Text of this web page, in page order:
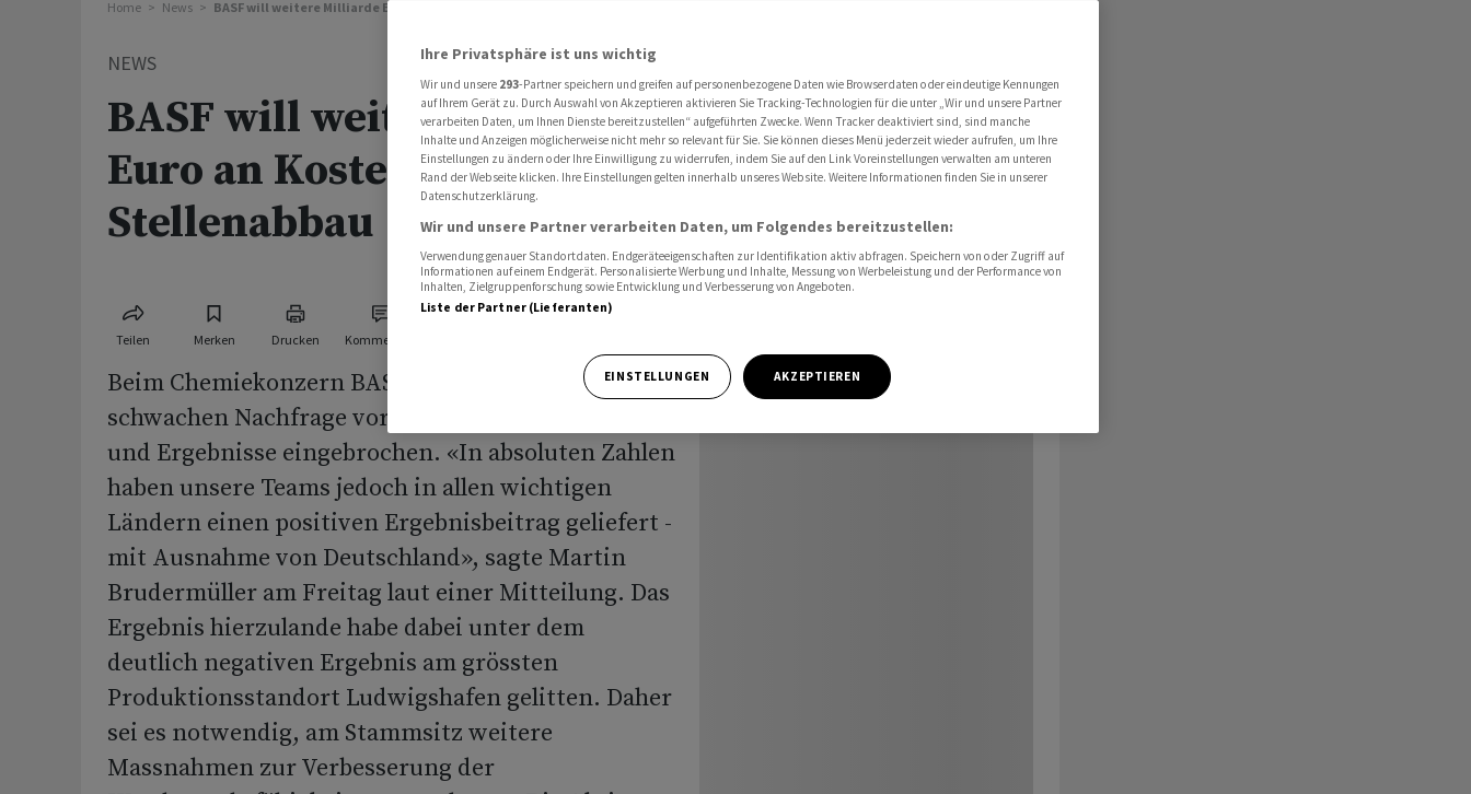
Home News BASF will weitere Milliarde Euro an Kosten einsparen - Stellenabbau
NEWS
BASF will weitere Milliarde
Euro an Kosten einsparen -
Stellenabbau
Teilen Merken Drucken Kommentare
Beim Chemiekonzern BASF sind 2023 aufgrund der
schwachen Nachfrage vor allem in Europa Umsatz
und Ergebnisse eingebrochen. «In absoluten Zahlen
haben unsere Teams jedoch in allen wichtigen
Ländern einen positiven Ergebnisbeitrag geliefert -
mit Ausnahme von Deutschland», sagte Martin
Brudermüller am Freitag laut einer Mitteilung. Das
Ergebnis hierzulande habe dabei unter dem
deutlich negativen Ergebnis am grössten
Produktionsstandort Ludwigshafen gelitten. Daher
sei es notwendig, am Stammsitz weitere
Massnahmen zur Verbesserung der
Ihre Privatsphäre ist uns wichtig
Wir und unsere 293-Partner speichern und greifen auf personenbezogene Daten wie Browserdaten oder eindeutige Kennungen
auf Ihrem Gerät zu. Durch Auswahl von Akzeptieren aktivieren Sie Tracking-Technologien für die unter „Wir und unsere Partner
verarbeiten Daten, um Ihnen Dienste bereitzustellen“ aufgeführten Zwecke. Wenn Tracker deaktiviert sind, sind manche
Inhalte und Anzeigen möglicherweise nicht mehr so relevant für Sie. Sie können dieses Menü jederzeit wieder aufrufen, um Ihre
Einstellungen zu ändern oder Ihre Einwilligung zu widerrufen, indem Sie auf den Link Voreinstellungen verwalten am unteren
Rand der Webseite klicken. Ihre Einstellungen gelten innerhalb unseres Website. Weitere Informationen finden Sie in unserer
Datenschutzerklärung.
Wir und unsere Partner verarbeiten Daten, um Folgendes bereitzustellen:
Verwendung genauer Standortdaten. Endgeräteeigenschaften zur Identifikation aktiv abfragen. Speichern von oder Zugriff auf
Informationen auf einem Endgerät. Personalisierte Werbung und Inhalte, Messung von Werbeleistung und der Performance von
Inhalten, Zielgruppenforschung sowie Entwicklung und Verbesserung von Angeboten.
Liste der Partner (Lieferanten)
EINSTELLUNGEN AKZEPTIEREN